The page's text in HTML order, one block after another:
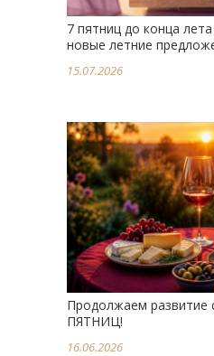
7 пятниц до конца
новые летние
15.07.2026
Продолжаем развитие
ПЯТНИЦ!
16.06.2026